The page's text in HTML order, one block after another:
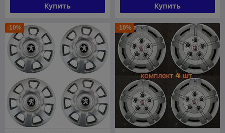
Купить Купить
-10% -10%